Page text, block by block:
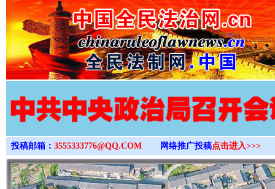
>
投稿邮箱： 3555333776@QQ.COM 网络推广投稿点击进入>>>